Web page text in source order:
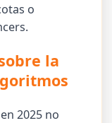
o
la
2025 no